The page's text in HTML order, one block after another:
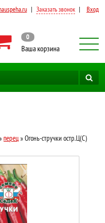
| Заказать звонок | Вход
0
Ваша корзина
перец » Огонь-стручки остр.Ц(С)